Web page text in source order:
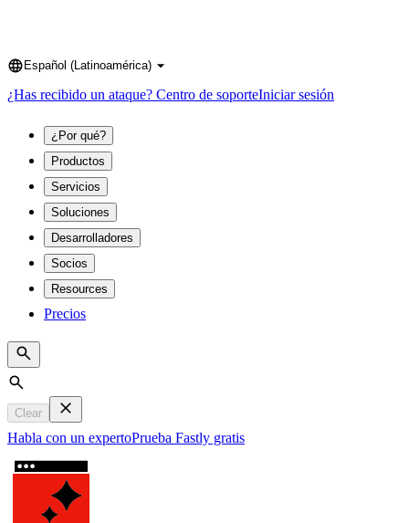
Language
Español (Latinoamérica)
¿Has recibido un ataque? Centro de soporteIniciar sesión
¿Por qué?
Productos
Servicios
Soluciones
Desarrolladores
Socios
Resources
Precios
Search
Clear
Habla con un expertoPrueba Fastly gratis